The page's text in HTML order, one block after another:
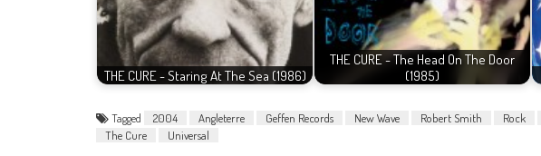
THE CURE - Staring At The Sea (1986)
THE CURE - The Head On The Door
(1985)
Tagged 2004 Angleterre Geffen Records New Wave Robert Smith Rock
The Cure
Universal